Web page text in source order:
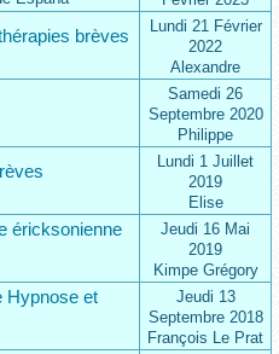
brèves
Lundi 21 Février
2022
Alexandre
Samedi 26
Septembre 2020
Philippe
Lundi 1 Juillet
2019
Elise
éricksonienne
Jeudi 16 Mai
2019
Kimpe Grégory
Hypnose et
Jeudi 13
Septembre 2018
François Le Prat